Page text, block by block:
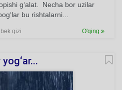
g‘alat. Necha bor uzilar
bu rishtalarni...
qizi O'qing